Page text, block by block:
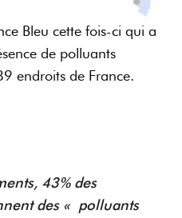
Bleu cette fois-ci qui a
de polluants
endroits de France.
43% des
des « polluants